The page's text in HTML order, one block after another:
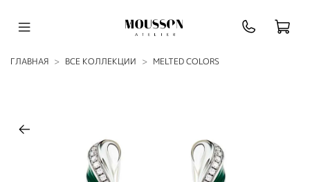
ГЛАВНАЯ ВСЕ КОЛЛЕКЦИИ MELTED COLORS